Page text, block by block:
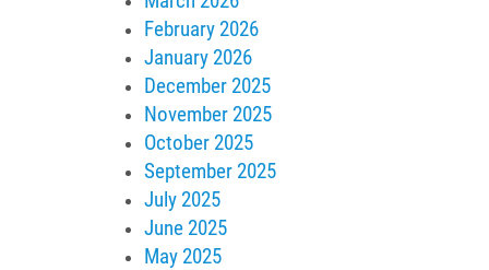
February 2026
January 2026
December 2025
November 2025
October 2025
September 2025
July 2025
June 2025
May 2025